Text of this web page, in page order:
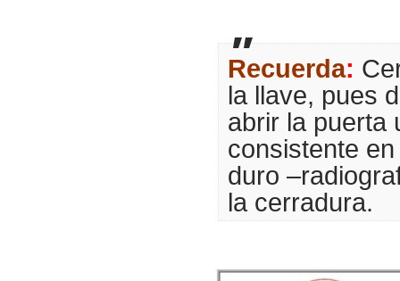
Recuerda:
la llave, pues
abrir la puerta
consistente
duro
la cerradura.